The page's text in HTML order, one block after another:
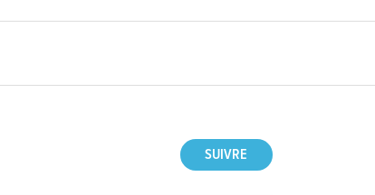
SUIVRE